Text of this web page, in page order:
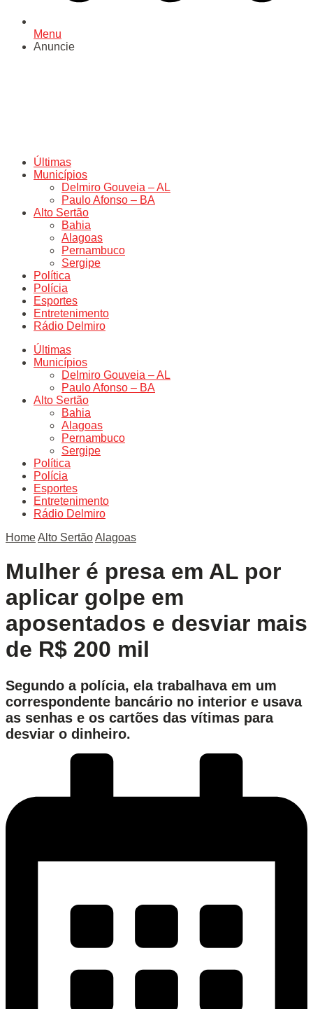
Menu
Anuncie
Últimas
Municípios
Delmiro Gouveia – AL
Paulo Afonso – BA
Alto Sertão
Bahia
Alagoas
Pernambuco
Sergipe
Política
Polícia
Esportes
Entretenimento
Rádio Delmiro
Últimas
Municípios
Delmiro Gouveia – AL
Paulo Afonso – BA
Alto Sertão
Bahia
Alagoas
Pernambuco
Sergipe
Política
Polícia
Esportes
Entretenimento
Rádio Delmiro
HomeAlto SertãoAlagoas
Mulher é presa em AL por
aplicar golpe em
aposentados e desviar mais
de R$ 200 mil
Segundo a polícia, ela trabalhava em um
correspondente bancário no interior e usava
as senhas e os cartões das vítimas para
desviar o dinheiro.